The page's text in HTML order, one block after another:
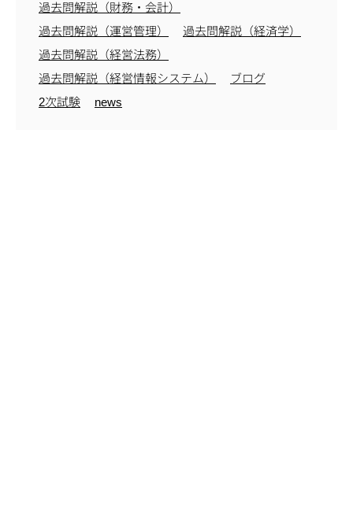
過去問解説（財務・会計）
過去問解説（運営管理）
過去問解説（経済学）
過去問解説（経営法務）
過去問解説（経営情報システム）
ブログ
2次試験
news